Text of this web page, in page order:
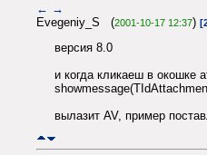
← →
Evegeniy_S (2001-10-17 12:37)
версия 8.0
и когда кликаеш в окошке
вылазит AV, пример